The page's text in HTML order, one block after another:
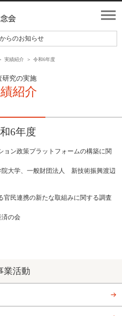
らのお知らせ
実績紹介 令和6年度
研究の実施
紹介
6年度
ョン政策プラットフォームの構築に関
大学、一般財団法人 新技術振興渡辺
官民連携の新たな取組みに関する調査
の会
業活動